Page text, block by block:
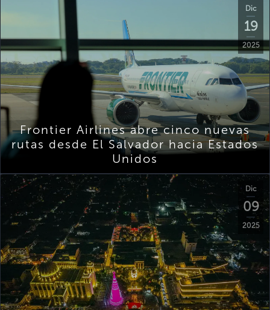
Dic
19
2025
Frontier Airlines abre cinco nuevas
rutas desde El Salvador hacia Estados
Unidos
Dic
09
2025